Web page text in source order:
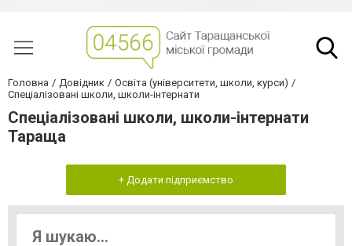
Головна Довідник
Освіта (університети, школи, курси)
Спеціалізовані школи, школи-інтернати
Спеціалізовані школи, школи-інтернати
Тараща
+ Додати підприємство